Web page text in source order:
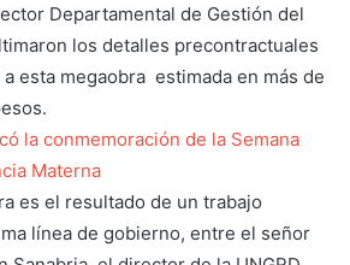
Departamental de Gestión del
los detalles precontractuales
esta megaobra estimada en más de
la conmemoración de la Semana
Materna
es el resultado de un trabajo
línea de gobierno, entre el señor